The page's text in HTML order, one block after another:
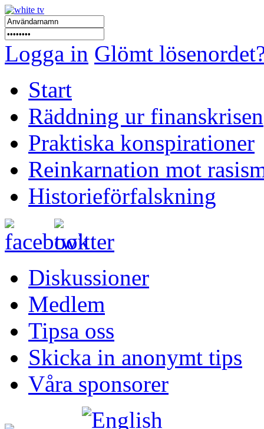
Logga in Glömt
Start
Räddning ur finanskrisen
Praktiska konspirationer
Reinkarnation mot
Historieförfalskning
Diskussioner
Medlem
Tipsa oss
Skicka in anonymt tips
Våra sponsorer